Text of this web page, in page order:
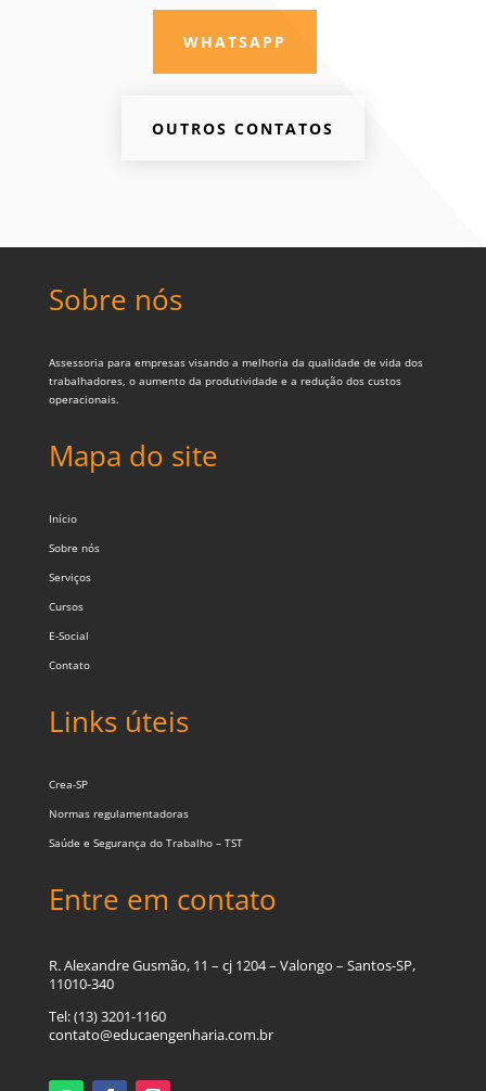
WHATSAPP
OUTROS CONTATOS
Sobre nós
Assessoria para empresas visando a melhoria da qualidade de vida dos
trabalhadores, o aumento da produtividade e a redução dos custos
operacionais.
Mapa do site
Início
Sobre nós
Serviços
Cursos
E-Social
Contato
Links úteis
Crea-SP
Normas regulamentadoras
Saúde e Segurança do Trabalho – TST
Entre em contato
R. Alexandre Gusmão, 11 – cj 1204 – Valongo – Santos-SP,
11010-340
Tel:(13) 3201-1160
contato@educaengenharia.com.br